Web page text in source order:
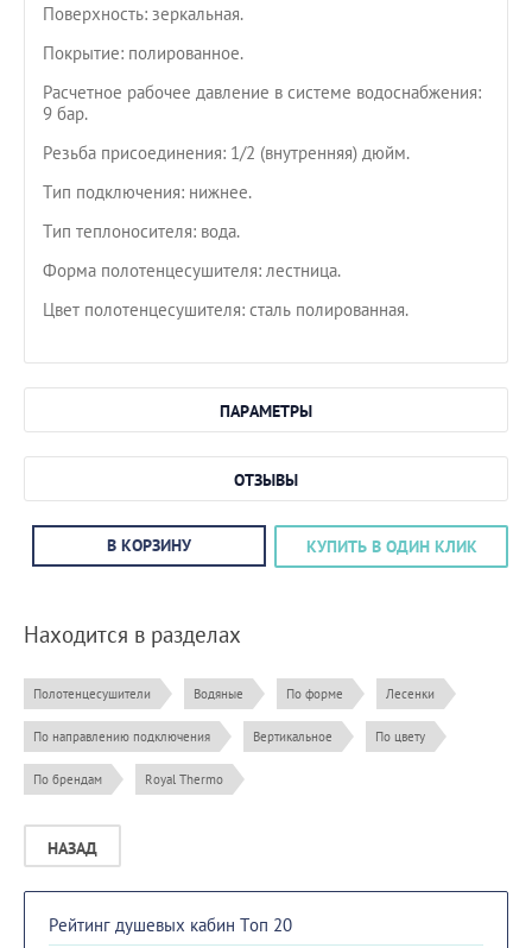
Поверхность: зеркальная.
Покрытие: полированное.
Расчетное рабочее давление в системе водоснабжения:
9 бар.
Резьба присоединения: 1/2 (внутренняя) дюйм.
Тип подключения: нижнее.
Тип теплоносителя: вода.
Форма полотенцесушителя: лестница.
Цвет полотенцесушителя: сталь полированная.
ПАРАМЕТРЫ
ОТЗЫВЫ
В КОРЗИНУ КУПИТЬ В ОДИН КЛИК
Находится в разделах
Полотенцесушители Водяные По форме Лесенки
По направлению подключения Вертикальное По цвету
По брендам Royal Thermo
НАЗАД
Рейтинг душевых кабин Топ 20